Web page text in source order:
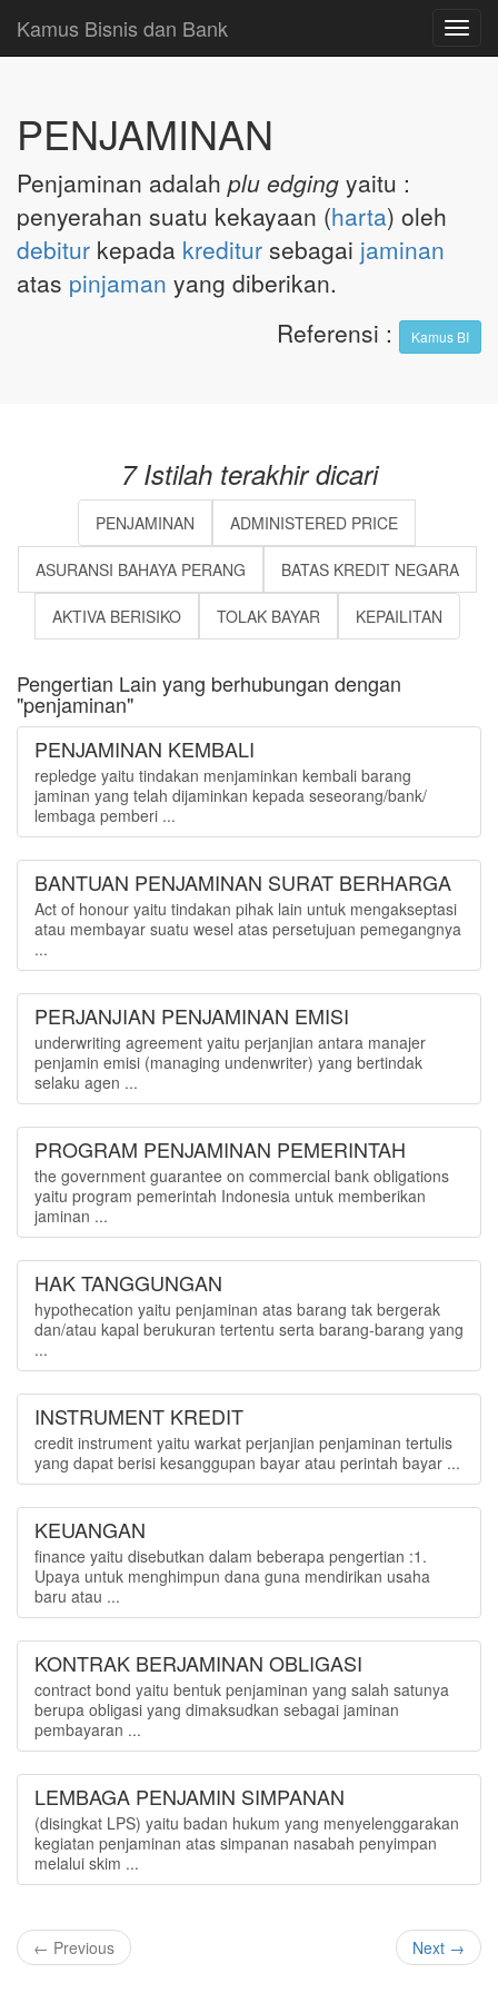
Kamus Bisnis dan Bank
PENJAMINAN
Penjaminan adalah plu edging yaitu :
penyerahan suatu kekayaan (harta) oleh
debitur kepada kreditur sebagai jaminan
atas pinjaman yang diberikan.
Referensi : Kamus BI
7 Istilah terakhir dicari
PENJAMINAN ADMINISTERED PRICE
ASURANSI BAHAYA PERANG BATAS KREDIT NEGARA
AKTIVA BERISIKO TOLAK BAYAR KEPAILITAN
Pengertian Lain yang berhubungan dengan
"penjaminan"
PENJAMINAN KEMBALI
repledge yaitu tindakan menjaminkan kembali barang
jaminan yang telah dijaminkan kepada seseorang/bank/
lembaga pemberi ...
BANTUAN PENJAMINAN SURAT BERHARGA
Act of honour yaitu tindakan pihak lain untuk mengakseptasi
atau membayar suatu wesel atas persetujuan pemegangnya
...
PERJANJIAN PENJAMINAN EMISI
underwriting agreement yaitu perjanjian antara manajer
penjamin emisi (managing undenwriter) yang bertindak
selaku agen ...
PROGRAM PENJAMINAN PEMERINTAH
the government guarantee on commercial bank obligations
yaitu program pemerintah Indonesia untuk memberikan
jaminan ...
HAK TANGGUNGAN
hypothecation yaitu penjaminan atas barang tak bergerak
dan/atau kapal berukuran tertentu serta barang-barang yang
...
INSTRUMENT KREDIT
credit instrument yaitu warkat perjanjian penjaminan tertulis
yang dapat berisi kesanggupan bayar atau perintah bayar ...
KEUANGAN
finance yaitu disebutkan dalam beberapa pengertian :1.
Upaya untuk menghimpun dana guna mendirikan usaha
baru atau ...
KONTRAK BERJAMINAN OBLIGASI
contract bond yaitu bentuk penjaminan yang salah satunya
berupa obligasi yang dimaksudkan sebagai jaminan
pembayaran ...
LEMBAGA PENJAMIN SIMPANAN
(disingkat LPS) yaitu badan hukum yang menyelenggarakan
kegiatan penjaminan atas simpanan nasabah penyimpan
melalui skim ...
← Previous Next →